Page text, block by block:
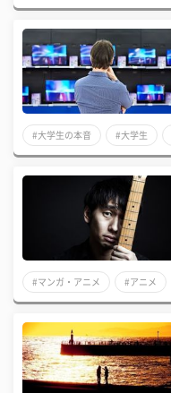
#大学生の本音 #大学生
#マンガ・アニメ #アニメ